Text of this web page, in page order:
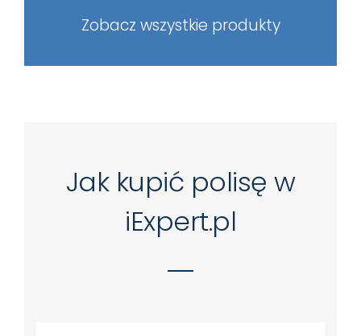
Zobacz wszystkie produkty
Jak kupić polisę w
iExpert.pl